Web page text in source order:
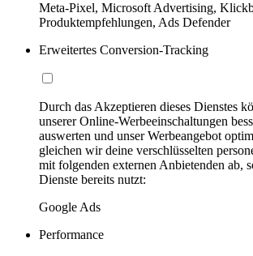
Meta-Pixel, Microsoft Advertising,
Produktempfehlungen, Ads Defender
Erweitertes Conversion-Tracking
Durch das Akzeptieren dieses Dienstes
unserer Online-Werbeeinschaltungen
auswerten und unser Werbeangebot
gleichen wir deine verschlüsselten
mit folgenden externen Anbietenden ab,
Dienste bereits nutzt:
Google Ads
Performance